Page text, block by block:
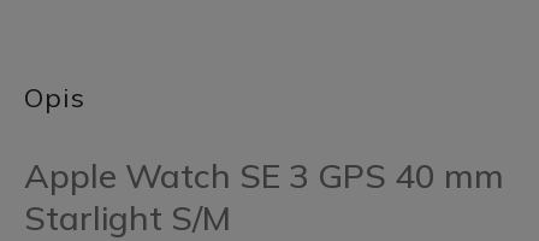
Opis
Apple Watch SE 3 GPS 40 mm
Starlight S/M